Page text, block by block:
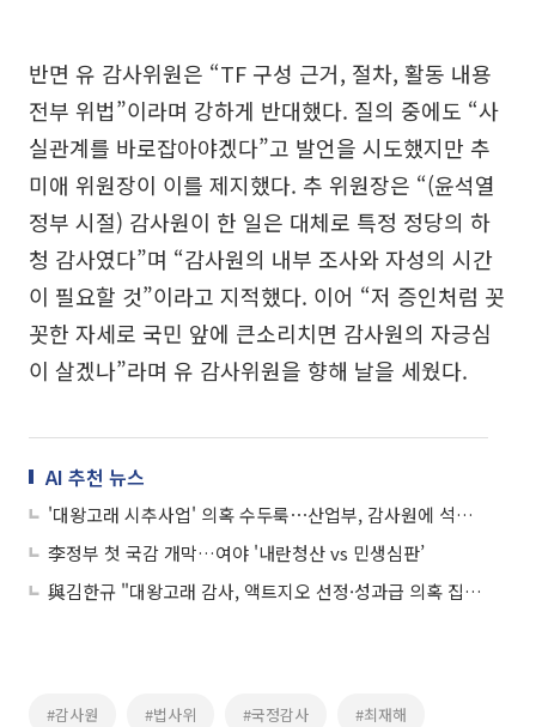
반면 유 감사위원은 “TF 구성 근거, 절차, 활동 내용
전부 위법”이라며 강하게 반대했다. 질의 중에도 “사
실관계를 바로잡아야겠다”고 발언을 시도했지만 추
미애 위원장이 이를 제지했다. 추 위원장은 “(윤석열
정부 시절) 감사원이 한 일은 대체로 특정 정당의 하
청 감사였다”며 “감사원의 내부 조사와 자성의 시간
이 필요할 것”이라고 지적했다. 이어 “저 증인처럼 꼿
꼿한 자세로 국민 앞에 큰소리치면 감사원의 자긍심
이 살겠나”라며 유 감사위원을 향해 날을 세웠다.
AI 추천 뉴스
'대왕고래 시추사업' 의혹 수두룩⋯산업부, 감사원에 석유公 감사 청구
李정부 첫 국감 개막…여야 '내란청산 vs 민생심판’
與김한규 "대왕고래 감사, 액트지오 선정·성과급 의혹 집중 조사해야"
#감사원 #법사위 #국정감사 #최재해